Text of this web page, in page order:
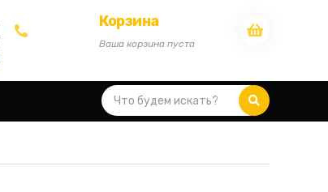
Корзина
Ваша корзина пуста